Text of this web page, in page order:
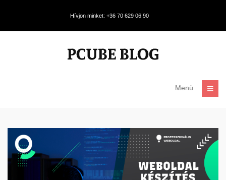
Hívjon minket: +36 70 629 06 90
Menü